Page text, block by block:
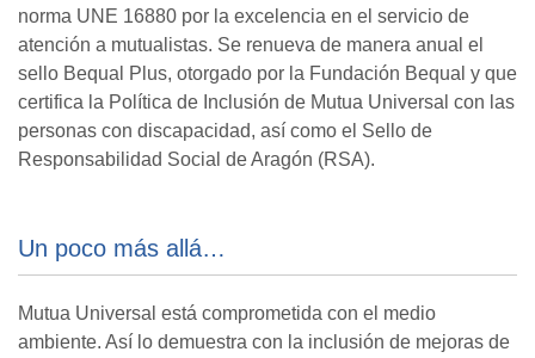
norma UNE 16880 por la excelencia en el servicio de
atención a mutualistas. Se renueva de manera anual el
sello Bequal Plus, otorgado por la Fundación Bequal y que
certifica la Política de Inclusión de Mutua Universal con las
personas con discapacidad, así como el Sello de
Responsabilidad Social de Aragón (RSA).
Un poco más allá…
Mutua Universal está comprometida con el medio
ambiente. Así lo demuestra con la inclusión de mejoras de